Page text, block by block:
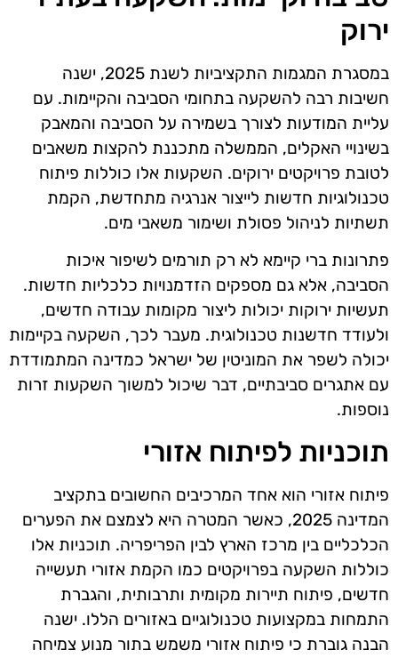
ירוק
במסגרת המגמות התקציביות לשנת 2025, ישנה
חשיבות רבה להשקעה בתחומי הסביבה והקיימות. עם
עליית המודעות לצורך בשמירה על הסביבה והמאבק
בשינויי האקלים, הממשלה מתכננת להקצות משאבים
לטובת פרויקטים ירוקים. השקעות אלו כוללות פיתוח
טכנולוגיות חדשות לייצור אנרגיה מתחדשת, הקמת
תשתיות לניהול פסולת ושימור משאבי מים.
פתרונות ברי קיימא לא רק תורמים לשיפור איכות
הסביבה, אלא גם מספקים הזדמנויות כלכליות חדשות.
תעשיות ירוקות יכולות ליצור מקומות עבודה חדשים,
ולעודד חדשנות טכנולוגית. מעבר לכך, השקעה בקיימות
יכולה לשפר את המוניטין של ישראל כמדינה המתמודדת
עם אתגרים סביבתיים, דבר שיכול למשוך השקעות זרות
נוספות.
תוכניות לפיתוח אזורי
פיתוח אזורי הוא אחד המרכיבים החשובים בתקציב
המדינה 2025, כאשר המטרה היא לצמצם את הפערים
הכלכליים בין מרכז הארץ לבין הפריפריה. תוכניות אלו
כוללות השקעה בפרויקטים כמו הקמת אזורי תעשייה
חדשים, פיתוח תיירות מקומית ותרבותית, והגברת
התמחות במקצועות טכנולוגיים באזורים הללו. ישנה
הבנה גוברת כי פיתוח אזורי משמש בתור מנוע צמיחה